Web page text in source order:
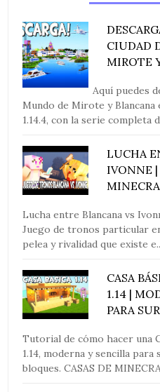
CIUDAD
MIROTE
Aquí puedes
Mundo de Mirote y
1.14.4, con la serie completa
LUCHA
IVONNE |
Lucha entre Blancana vs
Juego de tronos particular
pelea y rivalidad que existe
CASA
1.14 |
PARA
Tutorial de cómo hacer una
1.14, moderna y sencilla para
bloques. CASAS DE